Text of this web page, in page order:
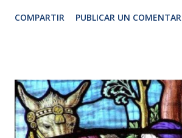
Porque estoy convencido de que ni la
Dios, que está en Cristo Jesús, Señor
a Romanos 8,35-37 Estos versículos son
recapitulación de lo expuesto en todo el
COMPARTIR PUBLICAR UN